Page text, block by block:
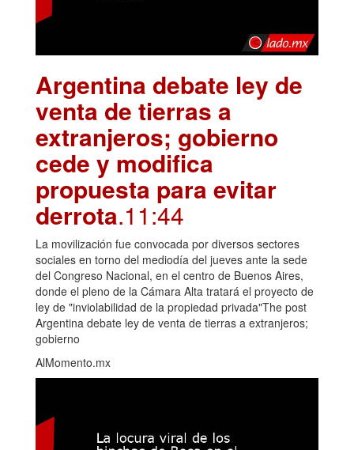
Argentina debate ley de
venta de tierras a
extranjeros; gobierno
cede y modifica
propuesta para evitar
derrota.11:44
La movilización fue convocada por diversos sectores
sociales en torno del mediodía del jueves ante la sede
del Congreso Nacional, en el centro de Buenos Aires,
donde el pleno de la Cámara Alta tratará el proyecto de
ley de "inviolabilidad de la propiedad privada"The post
Argentina debate ley de venta de tierras a extranjeros;
gobierno
AlMomento.mx